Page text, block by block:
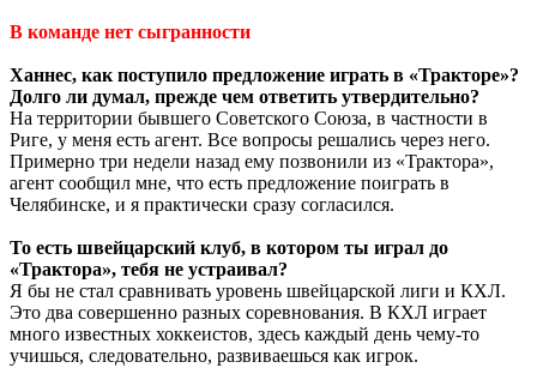
В команде нет сыгранности
Ханнес, как поступило предложение играть в «Тракторе»?
Долго ли думал, прежде чем ответить утвердительно?
На территории бывшего Советского Союза, в частности в
Риге, у меня есть агент. Все вопросы решались через него.
Примерно три недели назад ему позвонили из «Трактора»,
агент сообщил мне, что есть предложение поиграть в
Челябинске, и я практически сразу согласился.
То есть швейцарский клуб, в котором ты играл до
«Трактора», тебя не устраивал?
Я бы не стал сравнивать уровень швейцарской лиги и КХЛ.
Это два совершенно разных соревнования. В КХЛ играет
много известных хоккеистов, здесь каждый день чему-то
учишься, следовательно, развиваешься как игрок.